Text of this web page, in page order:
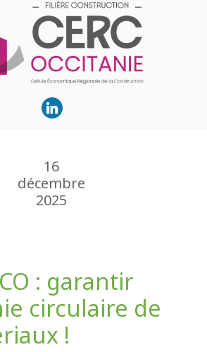
16
décembre
2025
: garantir
circulaire de
!